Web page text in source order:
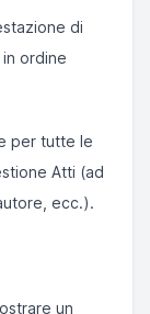
di
ordine
per tutte le
Atti (ad
ecc.).
un